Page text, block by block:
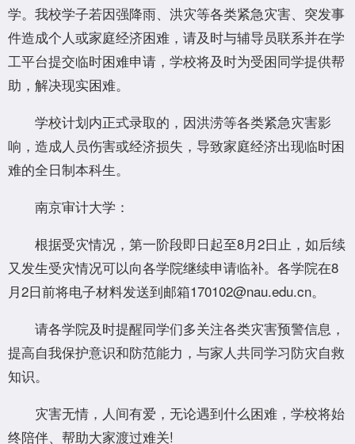
学。我校学子若因强降雨、洪灾等各类紧急灾害、突发事
件造成个人或家庭经济困难，请及时与辅导员联系并在学
工平台提交临时困难申请，学校将及时为受困同学提供帮
助，解决现实困难。
学校计划内正式录取的，因洪涝等各类紧急灾害影
响，造成人员伤害或经济损失，导致家庭经济出现临时困
难的全日制本科生。
南京审计大学：
根据受灾情况，第一阶段即日起至8月2日止，如后续
又发生受灾情况可以向各学院继续申请临补。各学院在8
月2日前将电子材料发送到邮箱170102@nau.edu.cn。
请各学院及时提醒同学们多关注各类灾害预警信息，
提高自我保护意识和防范能力，与家人共同学习防灾自救
知识。
灾害无情，人间有爱，无论遇到什么困难，学校将始
终陪伴、帮助大家渡过难关!